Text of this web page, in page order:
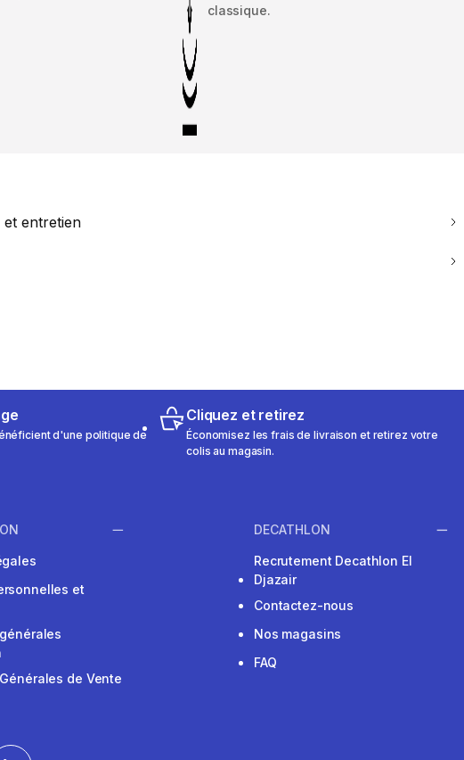
classique.
et entretien
d'une politique de
Cliquez et retirez
Économisez les frais de livraison et retirez votre
colis au magasin.
et
de Vente
DECATHLON
Recrutement Decathlon El
Djazair
Contactez-nous
Nos magasins
FAQ